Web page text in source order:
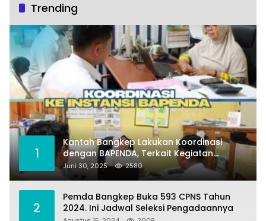
Trending
1
Kantah Bangkep Lakukan Koordinasi
dengan BAPENDA, Terkait Kegiatan
Fasilitasi Penilaian Tanah dan Ekonomi
Pertanahan
Juni 30, 2025 2580
2
Pemda Bangkep Buka 593 CPNS Tahun
2024. Ini Jadwal Seleksi Pengadaannya